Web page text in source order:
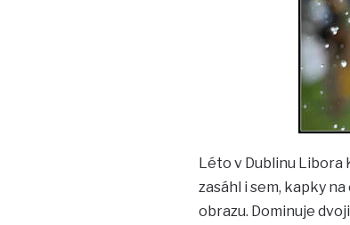
Léto v Dublinu Libora
zasáhl i sem, kapky
obrazu. Dominuje